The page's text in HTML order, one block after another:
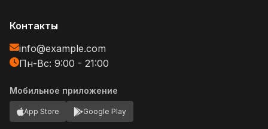
Контакты
info@example.com
Пн-Вс: 9:00 - 21:00
Мобильное приложение
App Store Google Play